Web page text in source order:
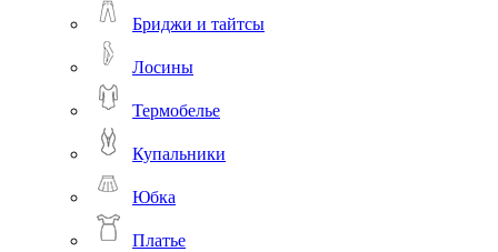
Бриджи и тайтсы
Лосины
Термобелье
Купальники
Юбка
Платье